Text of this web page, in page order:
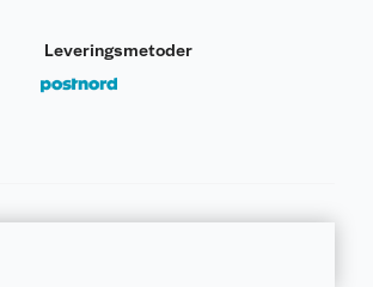
Leveringsmetoder